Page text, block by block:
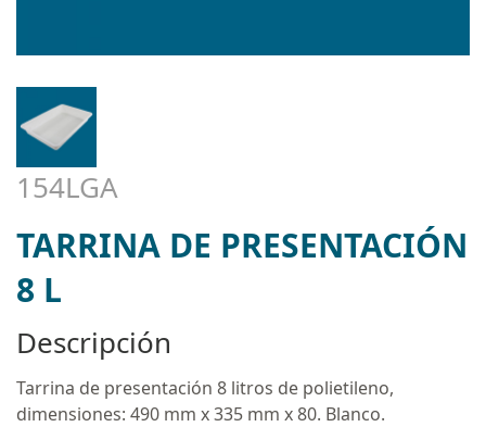
154LGA
TARRINA DE PRESENTACIÓN
8 L
Descripción
Tarrina de presentación 8 litros de polietileno,
dimensiones: 490 mm x 335 mm x 80. Blanco.